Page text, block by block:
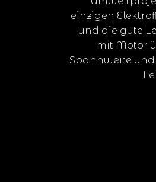
einzigen
und die gute
mit Motor
Spannweite